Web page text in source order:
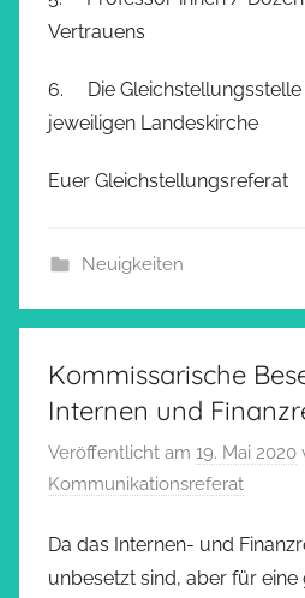
Vertrauens
6. Die Gleichstellungsstelle
jeweiligen Landeskirche
Euer Gleichstellungsreferat
Neuigkeiten
Kommissarische
Internen und
Veröffentlicht am 19. Mai 2020
Kommunikationsreferat
Da das Internen- und
unbesetzt sind, aber für